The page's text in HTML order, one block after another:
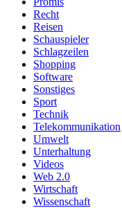
Recht
Reisen
Schauspieler
Schlagzeilen
Shopping
Software
Sonstiges
Sport
Technik
Telekommunikation
Umwelt
Unterhaltung
Videos
Web 2.0
Wirtschaft
Wissenschaft